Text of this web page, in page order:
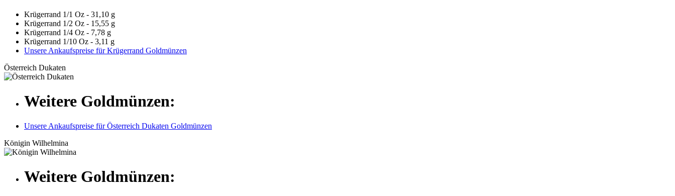
Krügerrand 1/1 Oz - 31,10 g
Krügerrand 1/2 Oz - 15,55 g
Krügerrand 1/4 Oz - 7,78 g
Krügerrand 1/10 Oz - 3,11 g
Unsere Ankaufspreise für Krügerrand Goldmünzen
Österreich Dukaten
Weitere Goldmünzen:
Unsere Ankaufspreise für Österreich Dukaten Goldmünzen
Königin Wilhelmina
Weitere Goldmünzen: